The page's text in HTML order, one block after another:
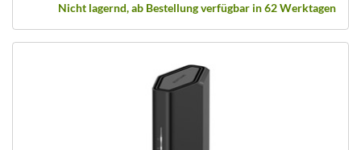
Nicht lagernd, ab Bestellung verfügbar in 62 Werktagen